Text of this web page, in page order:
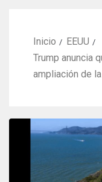
Inicio
EEUU
Trump anuncia
ampliación de